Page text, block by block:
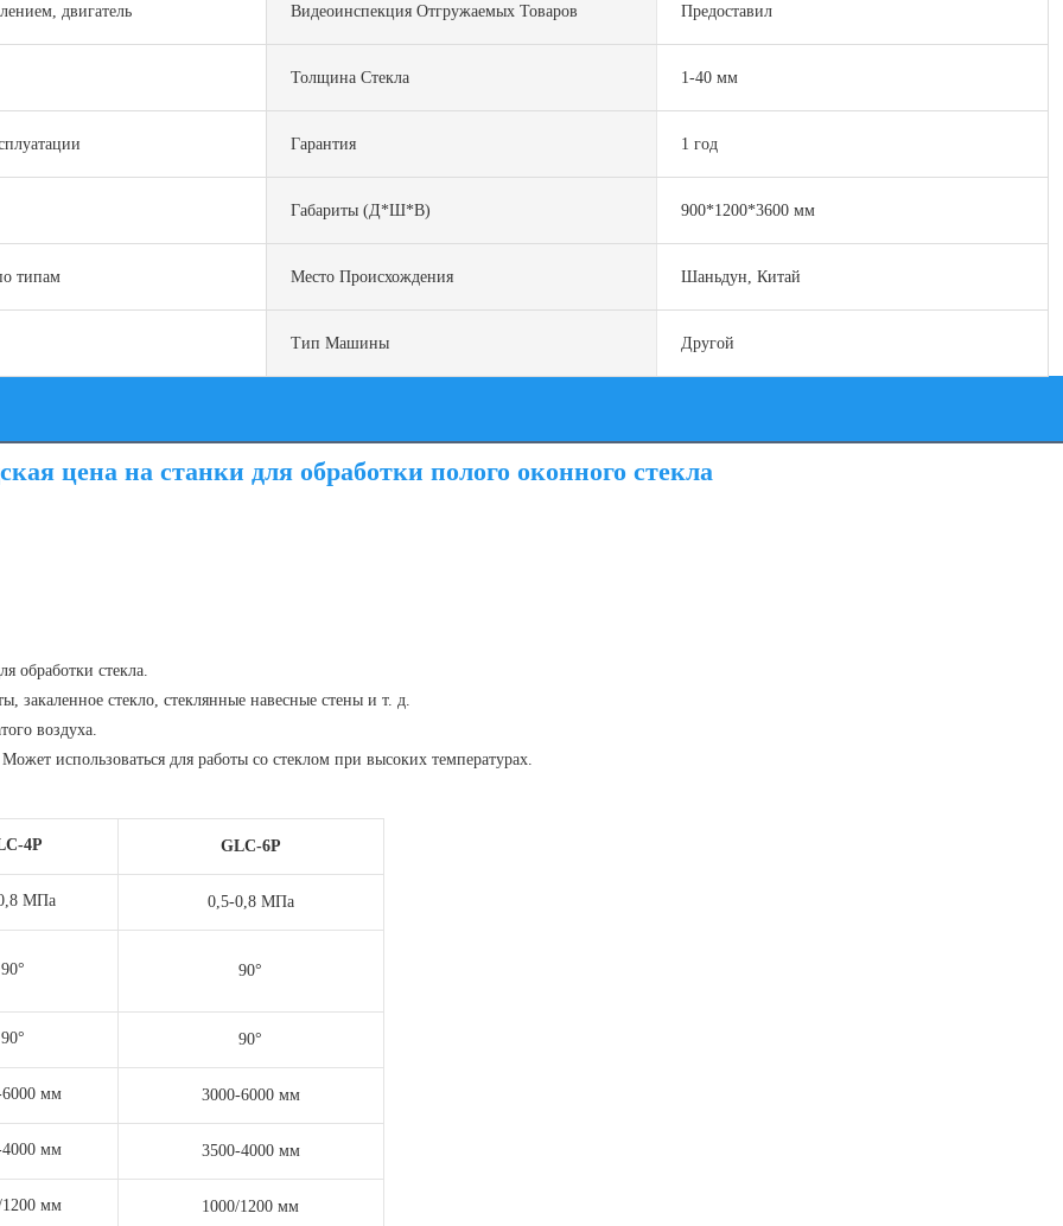
двигатель Видеоинспекция Отгружаемых Товаров Предоставил
Толщина Стекла 1-40 мм
Гарантия 1 год
Габариты (Д*Ш*В) 900*1200*3600 мм
типам Место Происхождения Шаньдун, Китай
Тип Машины Другой
цена на станки для обработки полого оконного стекла
обработки стекла.
закаленное стекло, стеклянные навесные стены и т. д.
воздуха.
использоваться для работы со стеклом при высоких температурах.
4P GLC-6P
МПа 0,5-0,8 МПа
90° 90°
90° 90°
6000 мм 3000-6000 мм
4000 мм 3500-4000 мм
1200 мм 1000/1200 мм